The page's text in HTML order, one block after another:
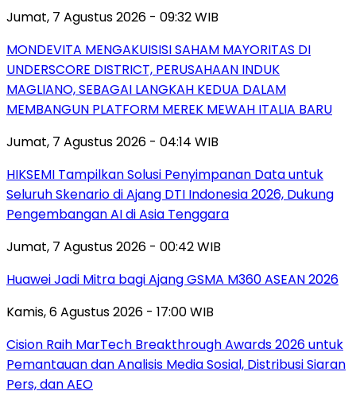
Jumat, 7 Agustus 2026 - 09:32 WIB
MONDEVITA MENGAKUISISI SAHAM MAYORITAS DI
UNDERSCORE DISTRICT, PERUSAHAAN INDUK
MAGLIANO, SEBAGAI LANGKAH KEDUA DALAM
MEMBANGUN PLATFORM MEREK MEWAH ITALIA BARU
Jumat, 7 Agustus 2026 - 04:14 WIB
HIKSEMI Tampilkan Solusi Penyimpanan Data untuk
Seluruh Skenario di Ajang DTI Indonesia 2026, Dukung
Pengembangan AI di Asia Tenggara
Jumat, 7 Agustus 2026 - 00:42 WIB
Huawei Jadi Mitra bagi Ajang GSMA M360 ASEAN 2026
Kamis, 6 Agustus 2026 - 17:00 WIB
Cision Raih MarTech Breakthrough Awards 2026 untuk
Pemantauan dan Analisis Media Sosial, Distribusi Siaran
Pers, dan AEO